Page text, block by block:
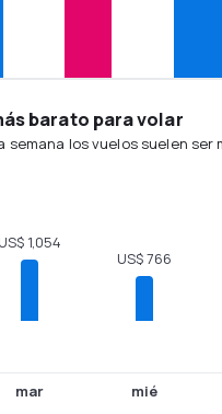
barato para volar
semana los vuelos suelen ser
US$ 1,054
mar
US$ 766
mié